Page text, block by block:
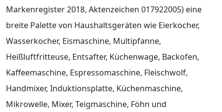
Markenregister 2018, Aktenzeichen 017922005) eine
breite Palette von Haushaltsgeräten wie Eierkocher,
Wasserkocher, Eismaschine, Multipfanne,
Heißluftfritteuse, Entsafter, Küchenwage, Backofen,
Kaffeemaschine, Espressomaschine, Fleischwolf,
Handmixer, Induktionsplatte, Küchenmaschine,
Mikrowelle, Mixer, Teigmaschine, Föhn und